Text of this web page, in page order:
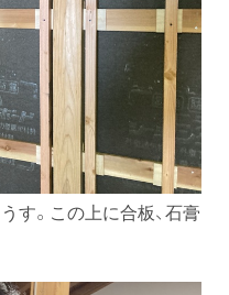
す。この上に合板、石膏